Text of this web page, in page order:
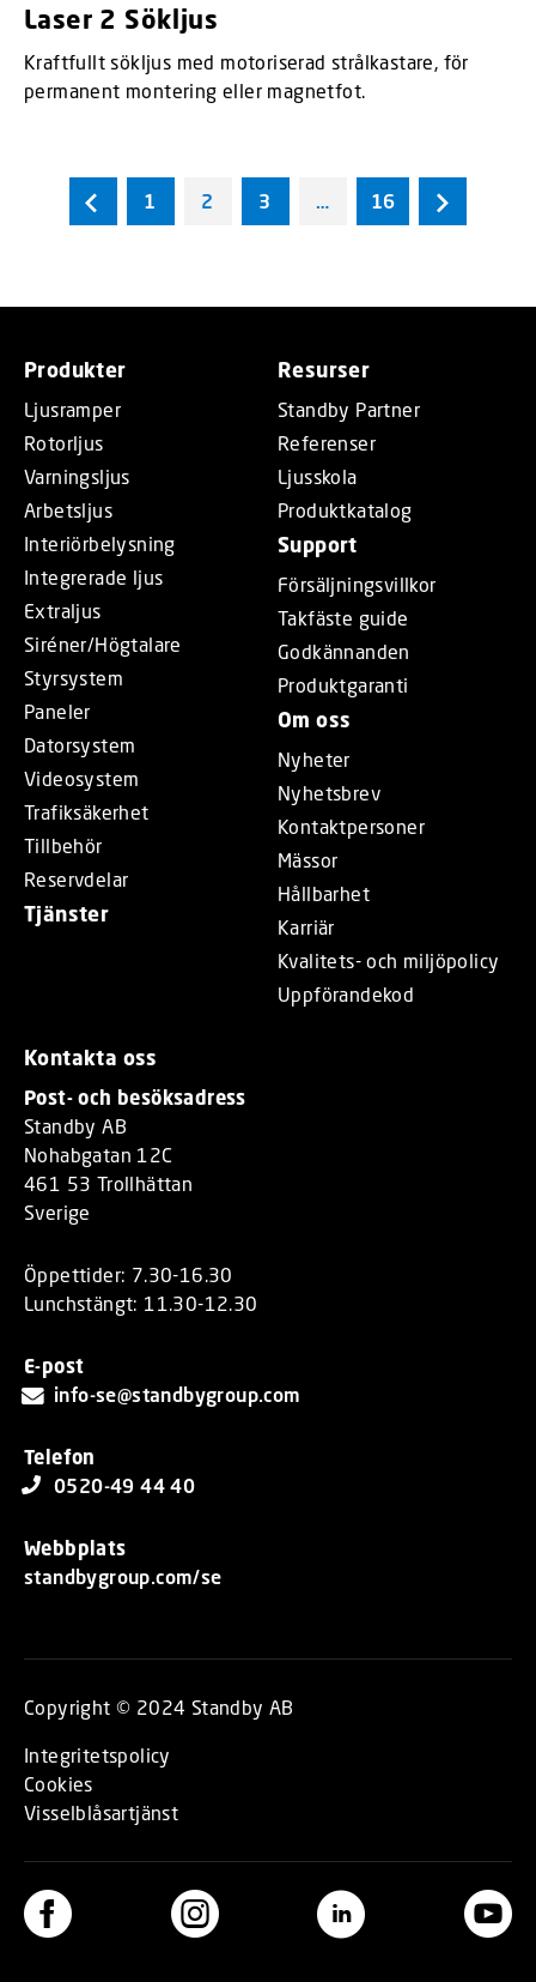
Laser 2 Sökljus
Kraftfullt sökljus med motoriserad strålkastare, för
permanent montering eller magnetfot.
1 2 3 16
Produkter
Ljusramper
Rotorljus
Varningsljus
Arbetsljus
Interiörbelysning
Integrerade ljus
Extraljus
Siréner/Högtalare
Styrsystem
Paneler
Datorsystem
Videosystem
Trafiksäkerhet
Tillbehör
Reservdelar
Tjänster
Resurser
Standby Partner
Referenser
Ljusskola
Produktkatalog
Support
Försäljningsvillkor
Takfäste guide
Godkännanden
Produktgaranti
Om oss
Nyheter
Nyhetsbrev
Kontaktpersoner
Mässor
Hållbarhet
Karriär
Kvalitets- och miljöpolicy
Uppförandekod
Kontakta oss
Post- och besöksadress
Standby AB
Nohabgatan 12C
461 53 Trollhättan
Sverige
Öppettider: 7.30-16.30
Lunchstängt: 11.30-12.30
E-post
info-se@standbygroup.com
Telefon
0520-49 44 40
Webbplats
standbygroup.com/se
Copyright © 2024 Standby AB
Integritetspolicy
Cookies
Visselblåsartjänst